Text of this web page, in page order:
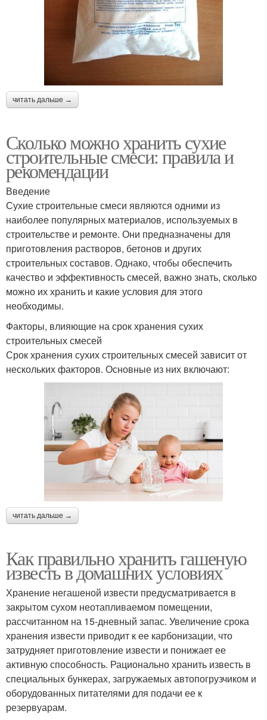
читать дальше →
Сколько можно хранить сухие
строительные смеси: правила и
рекомендации
Введение
Сухие строительные смеси являются одними из
наиболее популярных материалов, используемых в
строительстве и ремонте. Они предназначены для
приготовления растворов, бетонов и других
строительных составов. Однако, чтобы обеспечить
качество и эффективность смесей, важно знать, сколько
можно их хранить и какие условия для этого
необходимы.
Факторы, влияющие на срок хранения сухих
строительных смесей
Срок хранения сухих строительных смесей зависит от
нескольких факторов. Основные из них включают:
читать дальше →
Как правильно хранить гашеную
известь в домашних условиях
Хранение негашеной извести предусматривается в
закрытом сухом неотапливаемом помещении,
рассчитанном на 15-дневный запас. Увеличение срока
хранения извести приводит к ее карбонизации, что
затрудняет приготовление извести и понижает ее
активную способность. Рационально хранить известь в
специальных бункерах, загружаемых автопогрузчиком и
оборудованных питателями для подачи ее к
резервуарам.